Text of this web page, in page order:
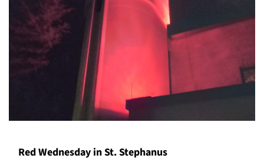
Red Wednesday in St. Stephanus